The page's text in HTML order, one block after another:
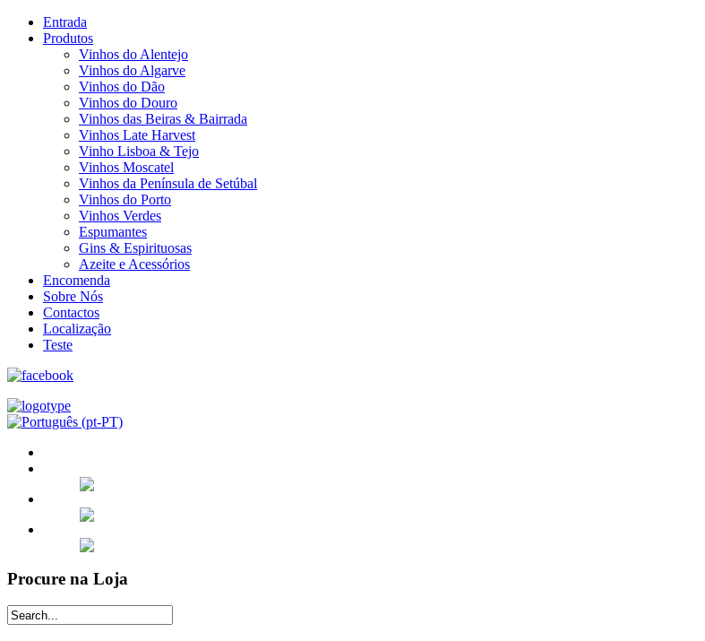
Entrada
Produtos
Vinhos do Alentejo
Vinhos do Algarve
Vinhos do Dão
Vinhos do Douro
Vinhos das Beiras & Bairrada
Vinhos Late Harvest
Vinho Lisboa & Tejo
Vinhos Moscatel
Vinhos da Península de Setúbal
Vinhos do Porto
Vinhos Verdes
Espumantes
Gins & Espirituosas
Azeite e Acessórios
Encomenda
Sobre Nós
Contactos
Localização
Teste
Procure na Loja